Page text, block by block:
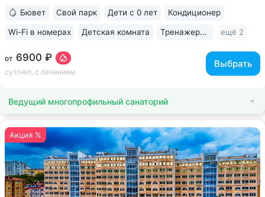
от 6900 ₽
сут/чел, с лечением
Выбрать
Бювет Свой парк Дети с 0 лет Кондиционер
Wi-Fi в номерах Детская комната Тренажерный зал ещё 2
Ведущий многопрофильный санаторий
Акция %